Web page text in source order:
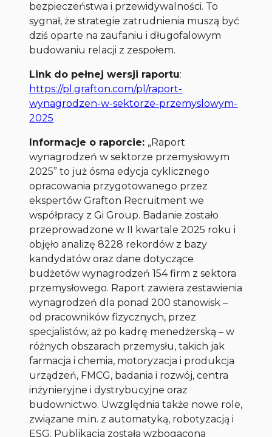
bezpieczeństwa i przewidywalności. To
sygnał, że strategie zatrudnienia muszą być
dziś oparte na zaufaniu i długofalowym
budowaniu relacji z zespołem.
Link do pełnej wersji raportu:
https://pl.grafton.com/pl/raport-
wynagrodzen-w-sektorze-przemyslowym-
2025
Informacje o raporcie: „Raport
wynagrodzeń w sektorze przemysłowym
2025” to już ósma edycja cyklicznego
opracowania przygotowanego przez
ekspertów Grafton Recruitment we
współpracy z Gi Group. Badanie zostało
przeprowadzone w II kwartale 2025 roku i
objęło analizę 8228 rekordów z bazy
kandydatów oraz dane dotyczące
budżetów wynagrodzeń 154 firm z sektora
przemysłowego. Raport zawiera zestawienia
wynagrodzeń dla ponad 200 stanowisk –
od pracowników fizycznych, przez
specjalistów, aż po kadrę menedżerską – w
różnych obszarach przemysłu, takich jak
farmacja i chemia, motoryzacja i produkcja
urządzeń, FMCG, badania i rozwój, centra
inżynieryjne i dystrybucyjne oraz
budownictwo. Uwzględnia także nowe role,
związane m.in. z automatyką, robotyzacją i
ESG. Publikacja została wzbogacona